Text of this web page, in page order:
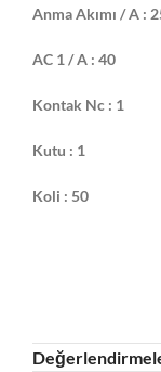
Anma Akımı / A :
AC 1 / A : 40
Kontak Nc : 1
Kutu : 1
Koli : 50